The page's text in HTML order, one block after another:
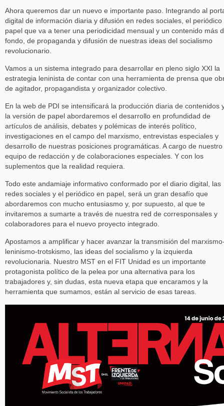
Ahora queremos dar un nuevo e importante paso. Integrando al
digital de información diaria y difusión en redes sociales, el periódico
papel que va a tener una periodicidad mensual y un contenido más
fondo, de propaganda y difusión de nuestras ideas del socialismo
revolucionario.
Vamos a un sistema integrado para desarrollar en pleno siglo XXI la
estrategia leninista de contar con una herramienta de prensa que
de agitador, propagandista y organizador colectivo.
En la web de PDI se intensificará la producción diaria de contenidos
la versión de papel abordaremos el desarrollo en profundidad de
artículos de análisis, debates y polémicas de interés político,
investigaciones en el campo del marxismo, entrevistas especiales y
desarrollo de nuestras posiciones programáticas. A cargo de nuestro
equipo de redacción y de colaboraciones especiales. Y con los
suplementos que la realidad requiera.
Todo este andamiaje informativo conformado por el diario digital, las
redes sociales y el periódico en papel, será un gran desafío que
abordaremos con mucho entusiasmo y, por supuesto, al que te
invitaremos a sumarte a través de nuestra red de corresponsales y
colaboradores para el nuevo proyecto integrado.
Apostamos a amplificar y hacer avanzar la transmisión del
leninismo-trotskismo, las ideas del socialismo y la izquierda
revolucionaria. Nuestro MST en el FIT Unidad es un importante
protagonista político de la pelea por una alternativa para los
trabajadores y, sin dudas, esta nueva etapa que encaramos y la
herramienta que sumamos, están al servicio de esas tareas.